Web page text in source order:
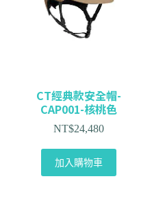
CT經典款安全帽-
CAP001-核桃色
NT$24,480
加入購物車